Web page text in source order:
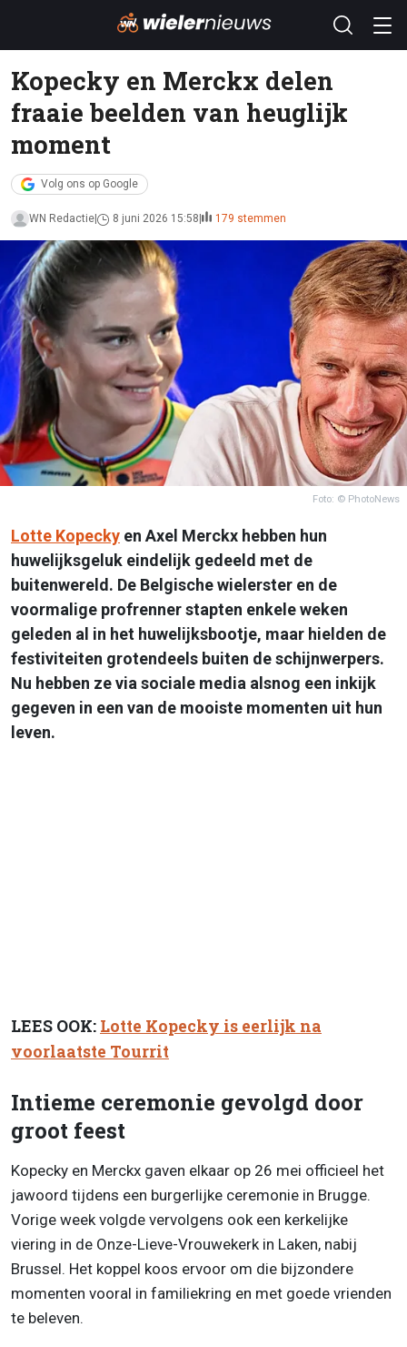
Kopecky en Merckx delen
fraaie beelden van heuglijk
moment
Volg ons op Google
WN Redactie 8 juni 2026 15:58 179 stemmen
Foto: © PhotoNews
Lotte Kopecky en Axel Merckx hebben hun
huwelijksgeluk eindelijk gedeeld met de
buitenwereld. De Belgische wielerster en de
voormalige profrenner stapten enkele weken
geleden al in het huwelijksbootje, maar hielden de
festiviteiten grotendeels buiten de schijnwerpers.
Nu hebben ze via sociale media alsnog een inkijk
gegeven in een van de mooiste momenten uit hun
leven.
LEES OOK: Lotte Kopecky is eerlijk na
voorlaatste Tourrit
Intieme ceremonie gevolgd door
groot feest
Kopecky en Merckx gaven elkaar op 26 mei officieel het
jawoord tijdens een burgerlijke ceremonie in Brugge.
Vorige week volgde vervolgens ook een kerkelijke
viering in de Onze-Lieve-Vrouwekerk in Laken, nabij
Brussel. Het koppel koos ervoor om die bijzondere
momenten vooral in familiekring en met goede vrienden
te beleven.